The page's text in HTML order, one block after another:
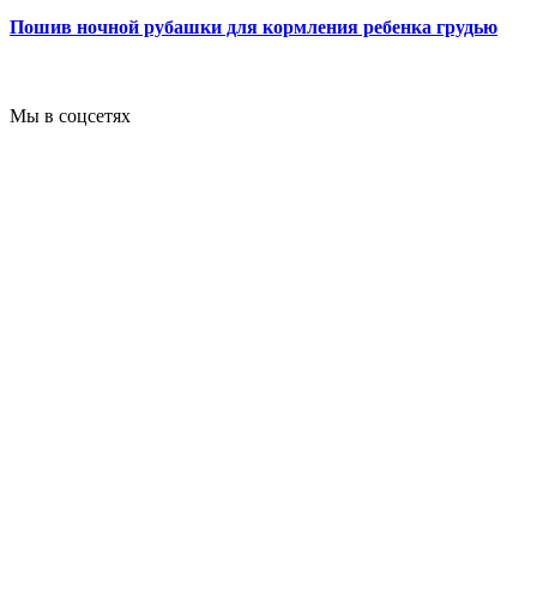
Пошив ночной рубашки для кормления ребенка грудью
Мы в соцсетях